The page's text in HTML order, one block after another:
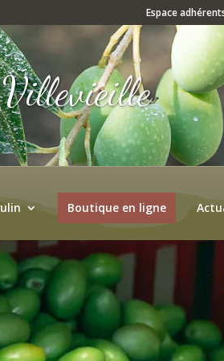
Espace
Boutique en ligne